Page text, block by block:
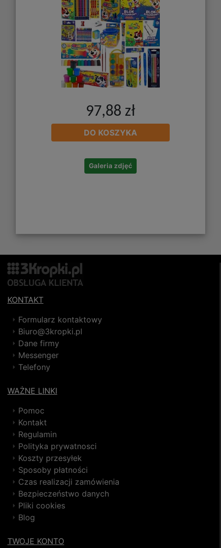
97,88 zł
DO KOSZYKA
Galeria zdjęć
KONTAKT
Formularz kontaktowy
Biuro@3kropki.pl
Dane firmy
Messenger
Telefony
WAŻNE LINKI
Pomoc
Kontakt
Regulamin
Polityka prywatnosci
Koszty przesyłek
Sposoby płatności
Czas realizacji zamówienia
Bezpieczeństwo danych
Pliki cookies
Blog
TWOJE KONTO